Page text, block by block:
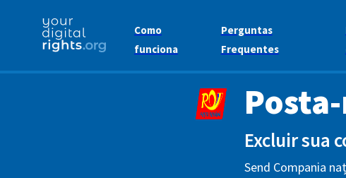
Como
funciona
Perguntas
Frequentes
Excluir sua
Send Compania